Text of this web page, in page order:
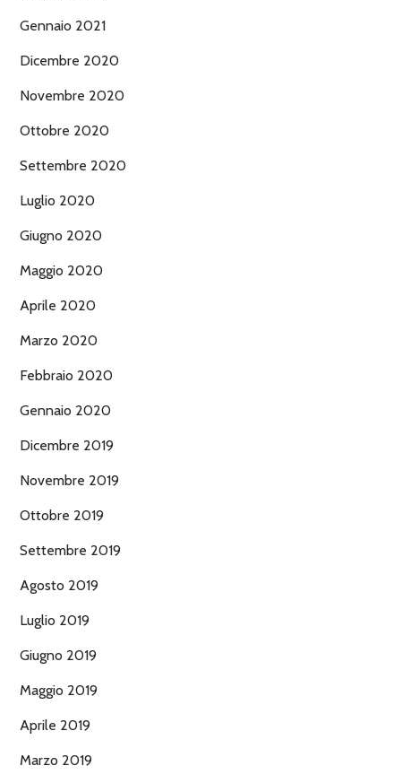
Gennaio 2021
Dicembre 2020
Novembre 2020
Ottobre 2020
Settembre 2020
Luglio 2020
Giugno 2020
Maggio 2020
Aprile 2020
Marzo 2020
Febbraio 2020
Gennaio 2020
Dicembre 2019
Novembre 2019
Ottobre 2019
Settembre 2019
Agosto 2019
Luglio 2019
Giugno 2019
Maggio 2019
Aprile 2019
Marzo 2019